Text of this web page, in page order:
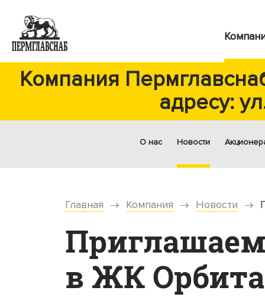
Компания
адресу:
О нас Новости
Главная Компания Новости
в ЖК Орбита